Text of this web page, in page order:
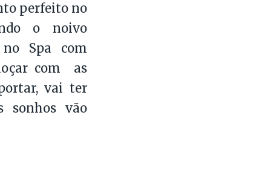
perfeito no
o noivo
no Spa com
com as
vai ter
sonhos vão